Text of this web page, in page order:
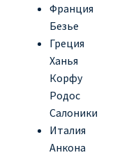
Франция
Безье
Греция
Ханья
Корфу
Родос
Салоники
Италия
Анкона